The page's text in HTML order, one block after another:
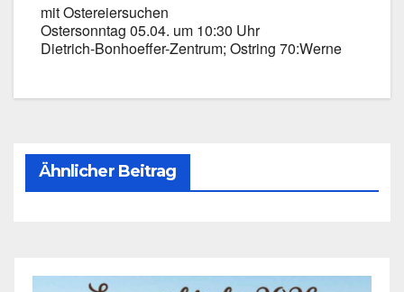
mit Oster­ei­er­su­chen
Oster­sonn­tag 05.04. um 10:30 Uhr
Dietrich-Bonhoeffer-Zentrum; Ost­ring 70:Werne
Ähnlicher Beitrag